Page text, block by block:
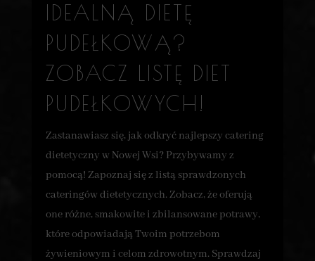
IDEALNĄ DIETĘ
PUDEŁKOWĄ?
ZOBACZ LISTĘ DIET
PUDEŁKOWYCH!
Zastanawiasz się, jak odkryć najlepszy catering
dietetyczny w Nowej Wsi? Przybywamy z
pomocą! Zapoznaj się z listą sprawdzonych
cateringów dietetycznych. Zobacz, że oferują
one różne, smakowite i zbilansowane potrawy,
które odpowiadają Twoim potrzebom
żywieniowym i celom zdrowotnym. Sprawdzaj